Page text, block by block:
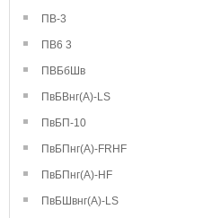
ПВ-3
ПВ6 3
ПВБбШв
ПвБВнг(А)-LS
ПвБП-10
ПвБПнг(А)-FRHF
ПвБПнг(А)-HF
ПвБШвнг(А)-LS